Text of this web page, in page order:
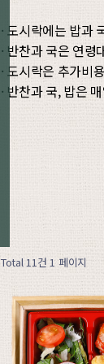
· 도시락에는 밥과
· 반찬과 국은 연
· 도시락은 추가비
· 반찬과 국, 밥은
Total 11건 1 페이지